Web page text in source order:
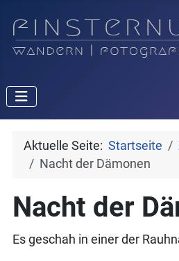
Aktuelle Seite: Startseite
Nacht der Dämonen
Nacht der
Es geschah in einer der